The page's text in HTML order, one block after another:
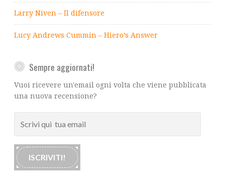
Larry Niven – Il difensore
Lucy Andrews Cummin – Hiero’s Answer
Sempre aggiornati!
Vuoi ricevere un'email ogni volta che viene pubblicata
una nuova recensione?
qui
tua
email
ISCRIVITI!